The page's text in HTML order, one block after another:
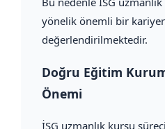
yönelik önemli bir kariyer
değerlendirilmektedir.
Doğru Eğitim
Önemi
İSG uzmanlık kursu